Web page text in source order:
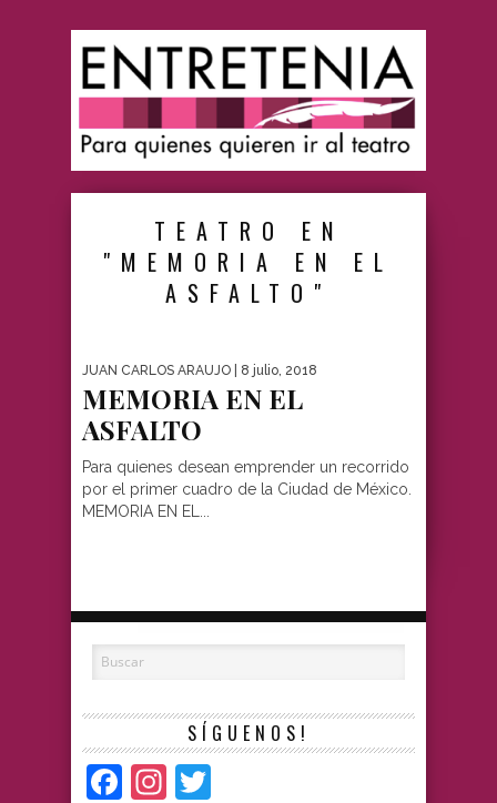
TEATRO EN
"MEMORIA EN EL
ASFALTO"
JUAN CARLOS ARAUJO | 8 julio, 2018
MEMORIA EN EL
ASFALTO
Para quienes desean emprender un recorrido
por el primer cuadro de la Ciudad de México.
MEMORIA EN EL...
SÍGUENOS!
Facebook
Instagram